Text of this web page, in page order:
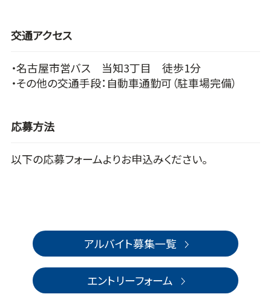
交通アクセス
・名古屋市営バス 当知3丁目 徒歩1分
・その他の交通手段：自動車通勤可（駐車場完備）
応募方法
以下の応募フォームよりお申込みください。
アルバイト募集一覧
エントリーフォーム